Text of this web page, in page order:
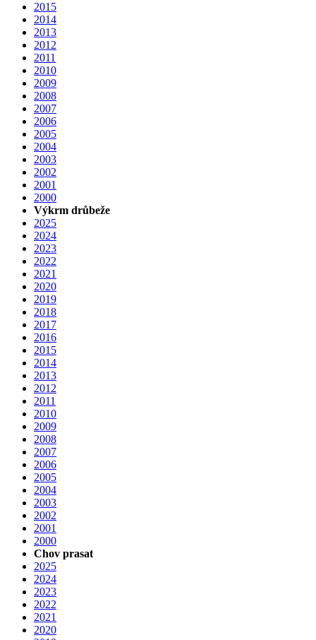
2015
2014
2013
2012
2011
2010
2009
2008
2007
2006
2005
2004
2003
2002
2001
2000
Výkrm drůbeže
2025
2024
2023
2022
2021
2020
2019
2018
2017
2016
2015
2014
2013
2012
2011
2010
2009
2008
2007
2006
2005
2004
2003
2002
2001
2000
Chov prasat
2025
2024
2023
2022
2021
2020